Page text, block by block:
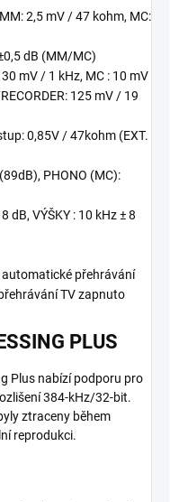
2,5 mV / 47 kohm, MC:
dB (MM/MC)
mV / 1 kHz, MC : 10 mV
125 mV / 19
0,85V / 47kohm (EXT.
PHONO (MC):
dB, VÝŠKY : 10 kHz ± 8
přehrávání
TV zapnuto
PLUS
Plus nabízí podporu pro
384-kHz/32-bit.
ztraceny během
reprodukci.